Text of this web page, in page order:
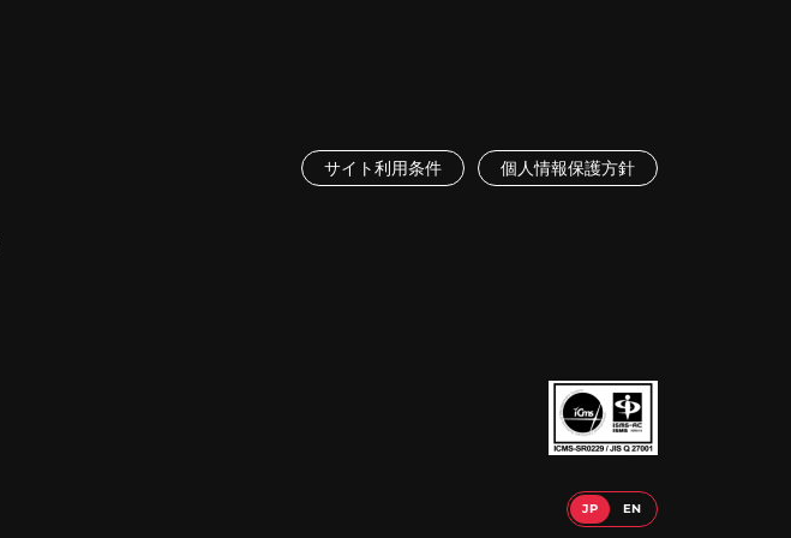
サイト利用条件 個人情報保護方針